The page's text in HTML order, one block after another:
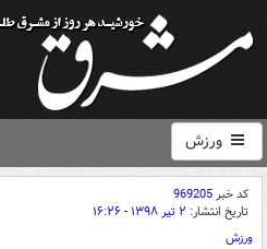
ورزش
کد خبر969205
تاریخ انتشار: ۲ تیر ۱۳۹۸ - ۱۶:۲۶
ورزش